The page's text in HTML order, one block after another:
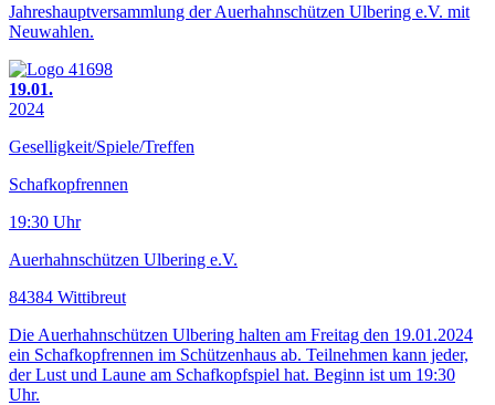
Jahreshauptversammlung der Auerhahnschützen Ulbering e.V. mit
Neuwahlen.
19.01.
2024
Geselligkeit/Spiele/Treffen
Schafkopfrennen
19:30 Uhr
Auerhahnschützen Ulbering e.V.
84384 Wittibreut
Die Auerhahnschützen Ulbering halten am Freitag den 19.01.2024
ein Schafkopfrennen im Schützenhaus ab. Teilnehmen kann jeder,
der Lust und Laune am Schafkopfspiel hat. Beginn ist um 19:30
Uhr.